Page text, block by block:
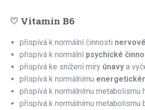
♡ Vitamín B6
přispívá k normální činnosti
přispívá k normální psychické
přispívá ke snížení míry únavy a
přispívá k normálnímu
přispívá k normálnímu metabolismu
přispívá k normálnímu metabolismu